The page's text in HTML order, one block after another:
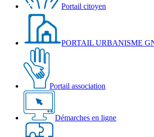
Portail citoyen
PORTAIL URBANISME
Portail association
Démarches en ligne